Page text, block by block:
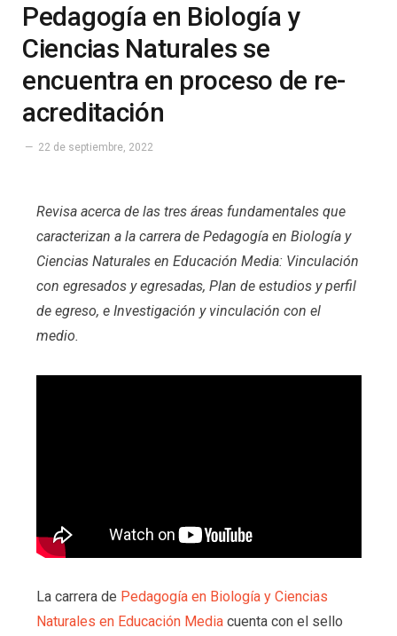
Pedagogía en Biología y
Ciencias Naturales se
encuentra en proceso de re-
acreditación
22 de septiembre, 2022
Revisa acerca de las tres áreas fundamentales que
caracterizan a la carrera de Pedagogía en Biología y
Ciencias Naturales en Educación Media: Vinculación
con egresados y egresadas, Plan de estudios y perfil
de egreso, e Investigación y vinculación con el
medio.
La carrera de Pedagogía en Biología y Ciencias
Naturales en Educación Mediacuenta con el sello